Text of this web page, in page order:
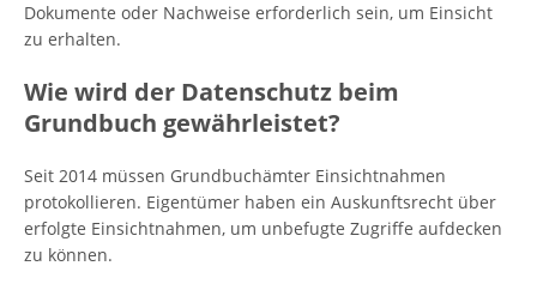
Dokumente oder Nachweise erforderlich sein, um Einsicht
zu erhalten.
Wie wird der Datenschutz beim
Grundbuch gewährleistet?
Seit 2014 müssen Grundbuchämter Einsichtnahmen
protokollieren. Eigentümer haben ein Auskunftsrecht über
erfolgte Einsichtnahmen, um unbefugte Zugriffe aufdecken
zu können.